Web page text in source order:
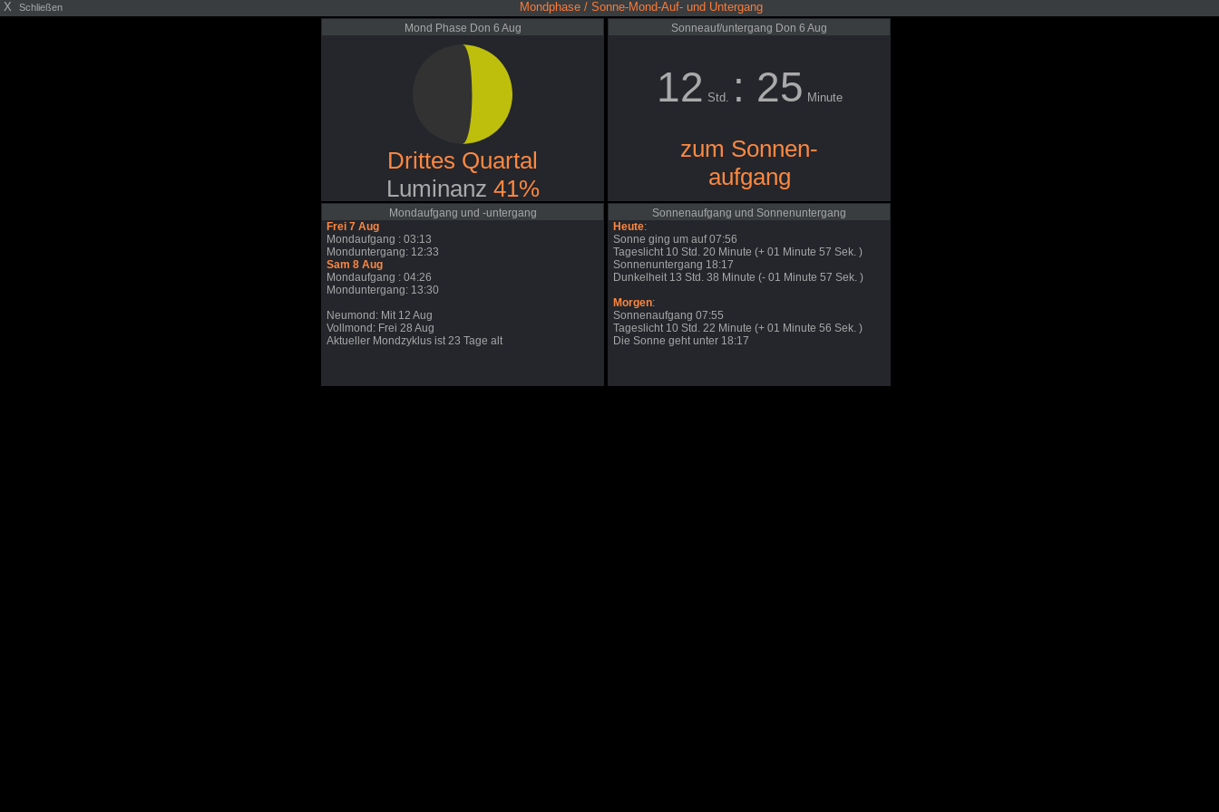
X Schließen Mondphase / Sonne-Mond-Auf- und Untergang
Mond Phase Don 6 Aug
Drittes Quartal
Luminanz 41%
Sonneauf/untergang Don 6 Aug
12 Std. : 25 Minute
zum Sonnen-
aufgang
Mondaufgang und -untergang
Frei 7 Aug
Mondaufgang : 03:13
Monduntergang: 12:33
Sam 8 Aug
Mondaufgang : 04:26
Monduntergang: 13:30
Neumond: Mit 12 Aug
Vollmond: Frei 28 Aug
Aktueller Mondzyklus ist 23 Tage alt
Sonnenaufgang und Sonnenuntergang
Heute:
Sonne ging um auf 07:56
Tageslicht 10 Std. 20 Minute (+ 01 Minute 57 Sek. )
Sonnenuntergang 18:17
Dunkelheit 13 Std. 38 Minute (- 01 Minute 57 Sek. )
Morgen:
Sonnenaufgang 07:55
Tageslicht 10 Std. 22 Minute (+ 01 Minute 56 Sek. )
Die Sonne geht unter 18:17